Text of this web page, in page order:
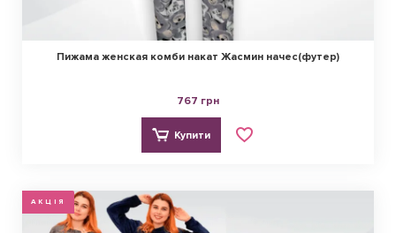
Пижама женская комби накат Жасмин начес(футер)
767 грн
Купити
АКЦІЯ